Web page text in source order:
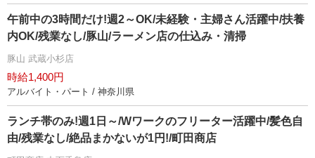
午前中の3時間だけ!週2～OK/未経験・主婦さん活躍中/扶養
内OK/残業なし/豚山/ラーメン店の仕込み・清掃
豚山 武蔵小杉店
時給1,400円
アルバイト・パート / 神奈川県
ランチ帯のみ!週1日～/Wワークのフリーター活躍中/髪色自
由/残業なし/絶品まかないが1円!/町田商店